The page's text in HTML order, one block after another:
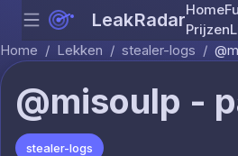
Skip
Menu LeakRadarHome
Prijzen
Home / Lekken / stealer-logs /
@misoulp -
stealer-logs